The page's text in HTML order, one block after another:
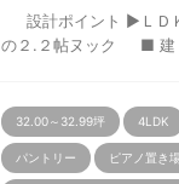
設計ポイント ▶ＬＤ
の２.２帖ヌック ■ 建
32.00～32.99坪 4LDK
パントリー ピアノ置き場